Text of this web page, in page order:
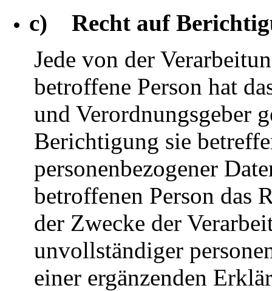
c) Recht auf
Jede von der
betroffene Person hat
und Verordnungsgeber
Berichtigung sie
personenbezogener
betroffenen Person das
der Zwecke der
unvollständiger
einer ergänzenden